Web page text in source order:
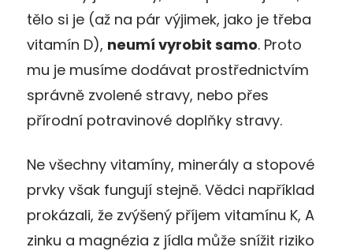
tělo si je (až na pár výjimek, jako je třeba
vitamín D), neumí vyrobit samo. Proto
mu je musíme dodávat prostřednictvím
správně zvolené stravy, nebo přes
přírodní potravinové doplňky stravy.
Ne všechny vitamíny, minerály a stopové
prvky však fungují stejně. Vědci například
prokázali, že zvýšený příjem vitamínu K, A
zinku a magnézia z jídla může snížit riziko